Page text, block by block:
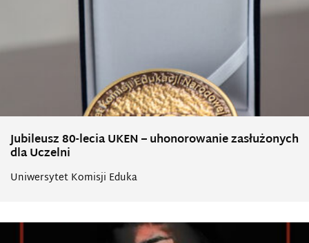
Jubileusz 80-lecia UKEN – uhonorowanie zasłużonych
dla Uczelni
Uniwersytet Komisji Eduka